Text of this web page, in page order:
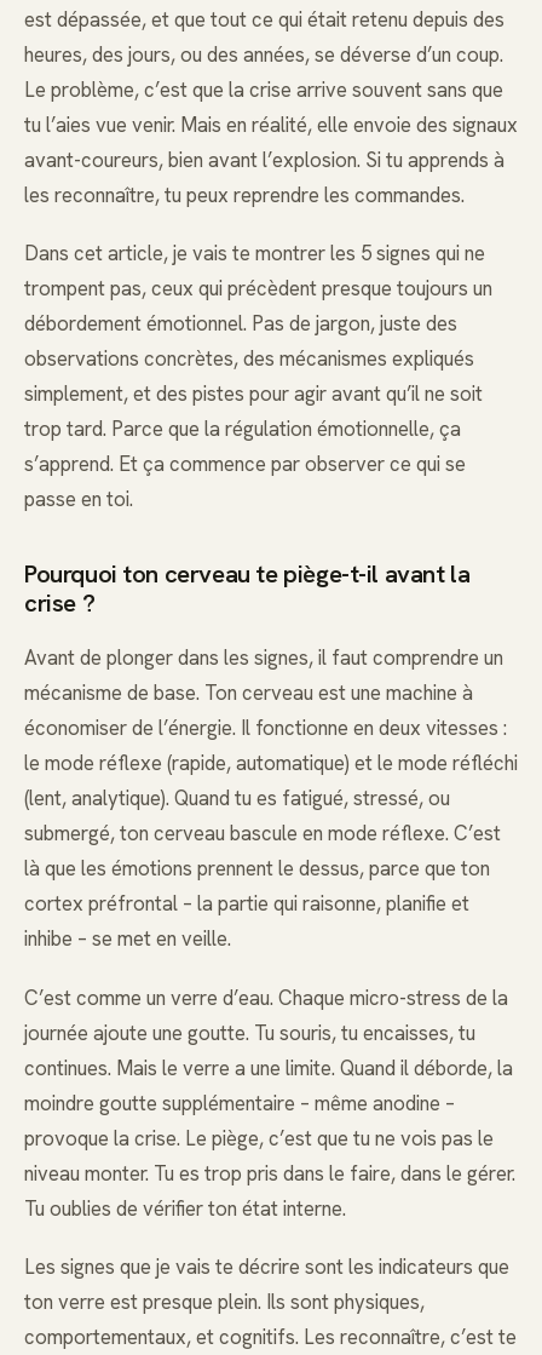
est dépassée, et que tout ce qui était retenu depuis des
heures, des jours, ou des années, se déverse d’un coup.
Le problème, c’est que la crise arrive souvent sans que
tu l’aies vue venir. Mais en réalité, elle envoie des signaux
avant-coureurs, bien avant l’explosion. Si tu apprends à
les reconnaître, tu peux reprendre les commandes.
Dans cet article, je vais te montrer les 5 signes qui ne
trompent pas, ceux qui précèdent presque toujours un
débordement émotionnel. Pas de jargon, juste des
observations concrètes, des mécanismes expliqués
simplement, et des pistes pour agir avant qu’il ne soit
trop tard. Parce que la régulation émotionnelle, ça
s’apprend. Et ça commence par observer ce qui se
passe en toi.
Pourquoi ton cerveau te piège-t-il avant la
crise ?
Avant de plonger dans les signes, il faut comprendre un
mécanisme de base. Ton cerveau est une machine à
économiser de l’énergie. Il fonctionne en deux vitesses :
le mode réflexe (rapide, automatique) et le mode réfléchi
(lent, analytique). Quand tu es fatigué, stressé, ou
submergé, ton cerveau bascule en mode réflexe. C’est
là que les émotions prennent le dessus, parce que ton
cortex préfrontal – la partie qui raisonne, planifie et
inhibe – se met en veille.
C’est comme un verre d’eau. Chaque micro-stress de la
journée ajoute une goutte. Tu souris, tu encaisses, tu
continues. Mais le verre a une limite. Quand il déborde, la
moindre goutte supplémentaire – même anodine –
provoque la crise. Le piège, c’est que tu ne vois pas le
niveau monter. Tu es trop pris dans le faire, dans le gérer.
Tu oublies de vérifier ton état interne.
Les signes que je vais te décrire sont les indicateurs que
ton verre est presque plein. Ils sont physiques,
comportementaux, et cognitifs. Les reconnaître, c’est te